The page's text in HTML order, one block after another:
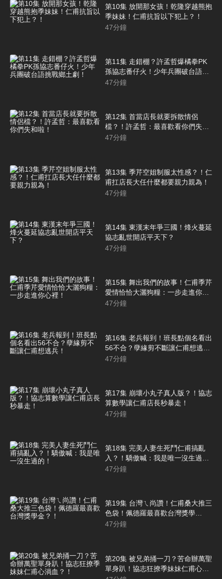
第10集 放開那女孩！乾隆穿越熊抱
季妹妹！仁甫抗旨以下犯上？！
47分鐘
第11集 走錯棚？許孟哲爆橘拳PK
孫協志番仔火！少年兵團破台語挑
戰鄉土劇！
47分鐘
第12集 首當店長就要拆散情侶
檔？！許孟哲：最喜歡看你們失和
啦！
47分鐘
第13集 季芹空姐制服太性感？！仁
甫扛店長大任什麼都要親力親為！
47分鐘
第14集 東漢末年爭三國！烽火蔓延
協志亂世開店平天下？
47分鐘
第15集 舞出我們的故事！仁甫季芹
愛情恰恰大灑狗糧：一步走進你心
裡！
47分鐘
第16集 老兵報到！班長點個名看出
56不合？孽緣剪不斷讓仁甫想逃
兵！
47分鐘
第17集 崩壞小丸子真人版？！協志
算數學讓仁甫店長秒暴走！
47分鐘
第18集 完美人妻生死鬥仁甫搞亂
入？！驕傲喊：我是唯一沒生過
的！
47分鐘
第19集 台灣ㄟ尚讚！仁甫桑大推三
色袋！佩德羅最喜歡台灣獎學
金？！
47分鐘
第20集 被兄弟捅一刀？苦命辦萬聖
單身趴！協志狂撩季妹妹仁甫心淌